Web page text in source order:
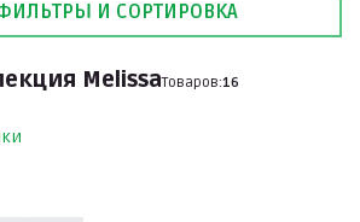
И СОРТИРОВКА
MelissaТоваров:16